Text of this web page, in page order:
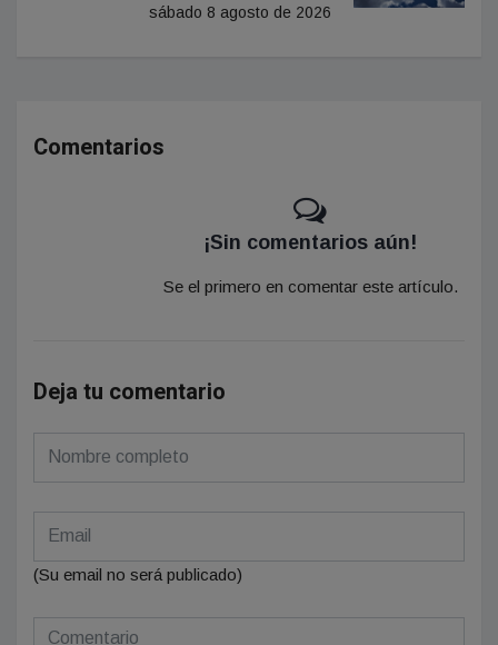
sábado 8 agosto de 2026
Comentarios
¡Sin comentarios aún!
Se el primero en comentar este artículo.
Deja tu comentario
(Su email no será publicado)